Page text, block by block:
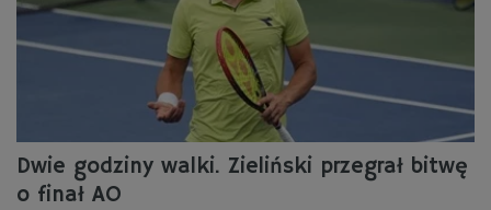
Dwie godziny walki. Zieliński przegrał bitwę
o finał AO